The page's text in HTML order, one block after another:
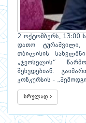
2 ოქტომბერს, 13:00
დათო ტურაშვილი,
თბილისის
„ჯეოსელის“
შეხვდებიან.
კონკურსის -
სრულად